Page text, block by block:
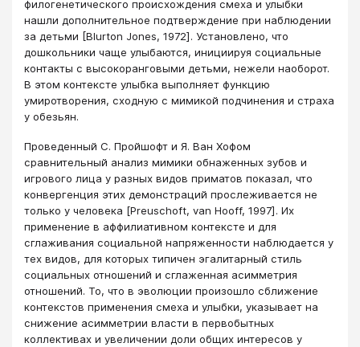
филогенетического происхождения смеха и улыбки
нашли дополнительное под­тверждение при наблюдении
за детьми [Вlurton Jones, 1972]. Установлено, что
дошкольники чаще улыбаются, инициируя социальные
контакты с высокоранговыми детьми, нежели наоборот.
В этом контексте улыбка выполняет функцию
умиротворения, сходную с мимикой подчинения и страха
у обезьян.
Проведенный С. Пройшофт и Я. Ван Хофом
сравнительный анализ мимики обнаженных зубов и
игрового лица у разных видов приматов показал, что
конвергенция этих демонстраций прослеживается не
только у человека [Preuschoft, van Hooff, 1997]. Их
применение в аффилиативном контексте и для
сглаживания социальной напряженности наблюдается у
тех видов, для которых типичен эгалитарный стиль
социальных отношений и сглаженная асимметрия
отношений. То, что в эволюции произошло сближение
контекстов применения смеха и улыбки, указывает на
снижение асимметрии власти в первобытных
коллективах и увеличении доли общих интересов у